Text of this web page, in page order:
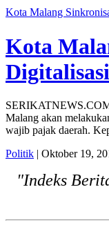
Kota Malang
Kota
Malang akan
wajib pajak daerah.
Politik | Oktober 19,
"Indeks